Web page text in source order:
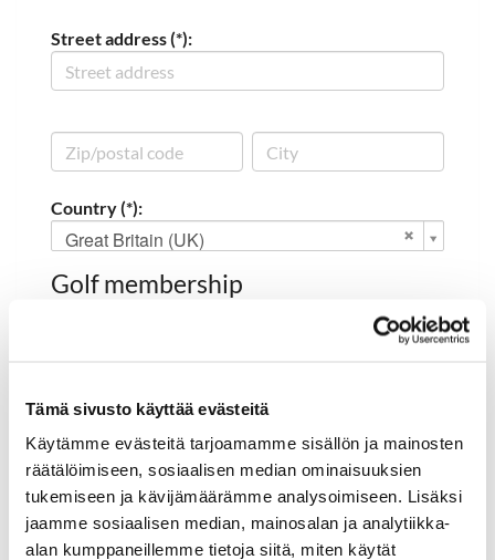
Tämä sivusto käyttää evästeitä
Käytämme evästeitä tarjoamamme sisällön ja mainosten
räätälöimiseen, sosiaalisen median ominaisuuksien
tukemiseen ja kävijämäärämme analysoimiseen. Lisäksi
jaamme sosiaalisen median, mainosalan ja analytiikka-
alan kumppaneillemme tietoja siitä, miten käytät
Street address (*):
Country (*):
Great Britain (UK)
Golf membership
Member NO:
Register